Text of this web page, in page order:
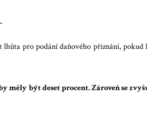
lhůta pro podání daňového přiznání, pokud
měly být deset procent. Zároveň se